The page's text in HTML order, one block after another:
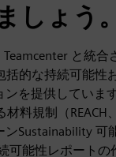
しょう。
Teamcenter と統合
括的な持続可能性
ンを提供していま
料規制（REACH
Sustainability 可
可能性レポートの